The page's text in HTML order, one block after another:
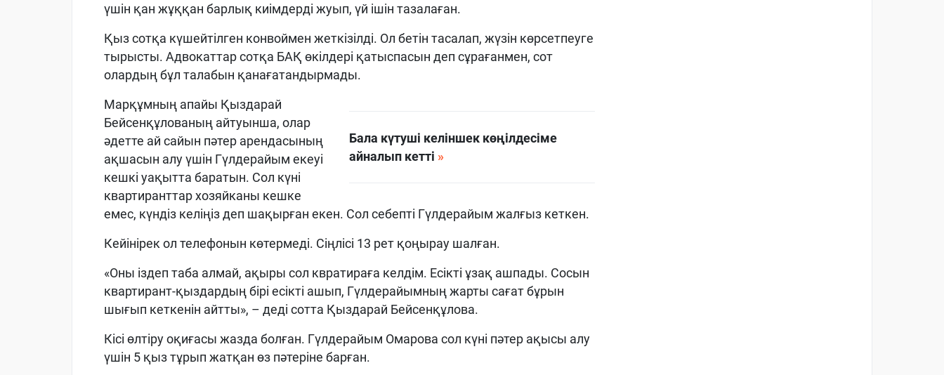
үшін қан жұққан барлық киімдерді жуып, үй ішін тазалаған.
Қыз сотқа күшейтілген конвоймен жеткізілді. Ол бетін тасалап, жүзін көрсетпеуге
тырысты. Адвокаттар сотқа БАҚ өкілдері қатыспасын деп сұрағанмен, сот
олардың бұл талабын қанағатандырмады.
Бала күтуші келіншек көңілдесіме
айналып кетті
Марқұмның апайы Қыздарай
Бейсенқұлованың айтуынша, олар
әдетте ай сайын пәтер арендасының
ақшасын алу үшін Гүлдерайым екеуі
кешкі уақытта баратын. Сол күні
квартиранттар хозяйканы кешке
емес, күндіз келіңіз деп шақырған екен. Сол себепті Гүлдерайым жалғыз кеткен.
Кейінірек ол телефонын көтермеді. Сіңлісі 13 рет қоңырау шалған.
«Оны іздеп таба алмай, ақыры сол квратираға келдім. Есікті ұзақ ашпады. Сосын
квартирант-қыздардың бірі есікті ашып, Гүлдерайымның жарты сағат бұрын
шығып кеткенін айтты», – деді сотта Қыздарай Бейсенқұлова.
Кісі өлтіру оқиғасы жазда болған. Гүлдерайым Омарова сол күні пәтер ақысы алу
үшін 5 қыз тұрып жатқан өз пәтеріне барған.